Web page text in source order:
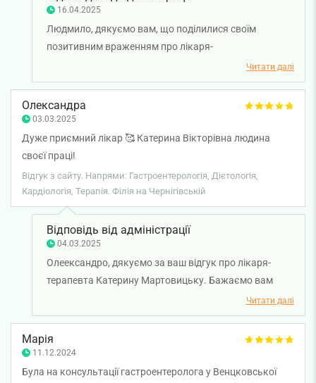
16.04.2025
Людмило, дякуємо вам, що поділилися своїм
позитивним враженням про лікаря-
гастроентеролога Олену Венцковську. Ваші відгуки
надихають нашу команду працювати ще краще.
Читати далі
Олександра
03.03.2025
Дуже приємний лікар 🥰 Катерина Вікторівна людина
своєї праці!
Відгук з сайту. Напрями: Гастроентерологія, Дієтологія,
Кардіологія, Терапія. Філія на Чернігівській
Відповідь від адміністрації
04.03.2025
Олеександро, дякуємо за ваш відгук про лікаря-
терапевта Катерину Мартовицьку. Бажаємо вам
Читати далі
Марія
11.12.2024
Була на консультації гастроентеролога у Венцковської